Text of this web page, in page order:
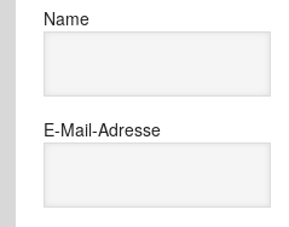
Name
E-Mail-Adresse